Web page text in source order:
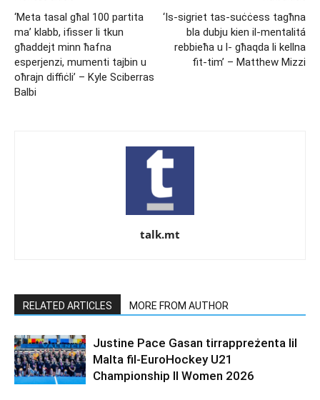
‘Meta tasal għal 100 partita
ma’ klabb, ifisser li tkun
għaddejt minn ħafna
esperjenzi, mumenti tajbin u
oħrajn diffiċli’ – Kyle Sciberras
Balbi
‘Is-sigriet tas-suċċess tagħna
bla dubju kien il-mentalitá
rebbieħa u l- għaqda li kellna
fit-tim’ – Matthew Mizzi
talk.mt
RELATED ARTICLES MORE FROM AUTHOR
Justine Pace Gasan tirrappreżenta lil
Malta fil-EuroHockey U21
Championship II Women 2026